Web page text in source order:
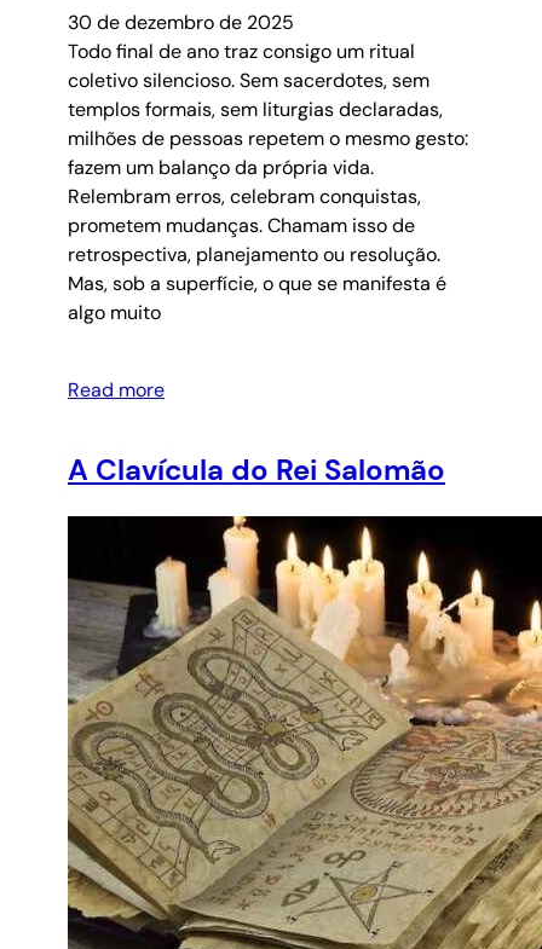
30 de dezembro de 2025
Todo final de ano traz consigo um ritual
coletivo silencioso. Sem sacerdotes, sem
templos formais, sem liturgias declaradas,
milhões de pessoas repetem o mesmo gesto:
fazem um balanço da própria vida.
Relembram erros, celebram conquistas,
prometem mudanças. Chamam isso de
retrospectiva, planejamento ou resolução.
Mas, sob a superfície, o que se manifesta é
algo muito
Read more
A Clavícula do Rei Salomão